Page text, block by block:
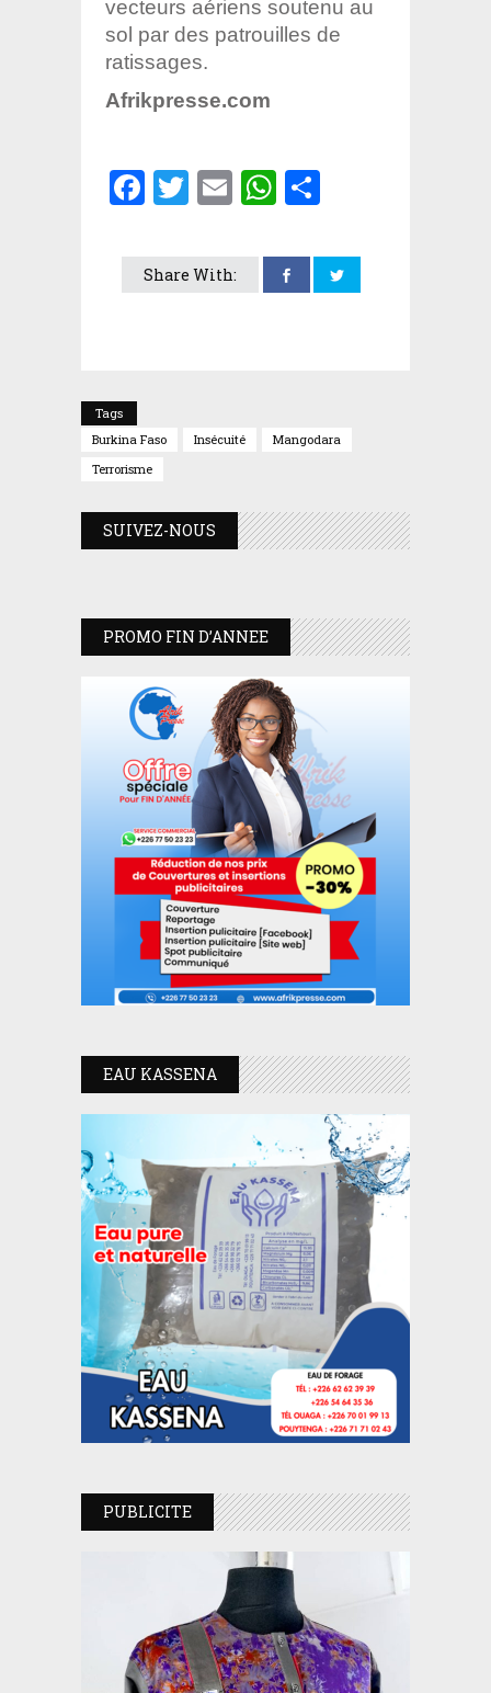
vecteurs aériens soutenu au
sol par des patrouilles de
ratissages.
Afrikpresse.com
Facebook
Twitter
EmailWhatsApp
Share With:
Tags
Burkina Faso
Insécuité
Mangodara
Terrorisme
SUIVEZ-NOUS
PROMO FIN D’ANNEE
EAU KASSENA
PUBLICITE